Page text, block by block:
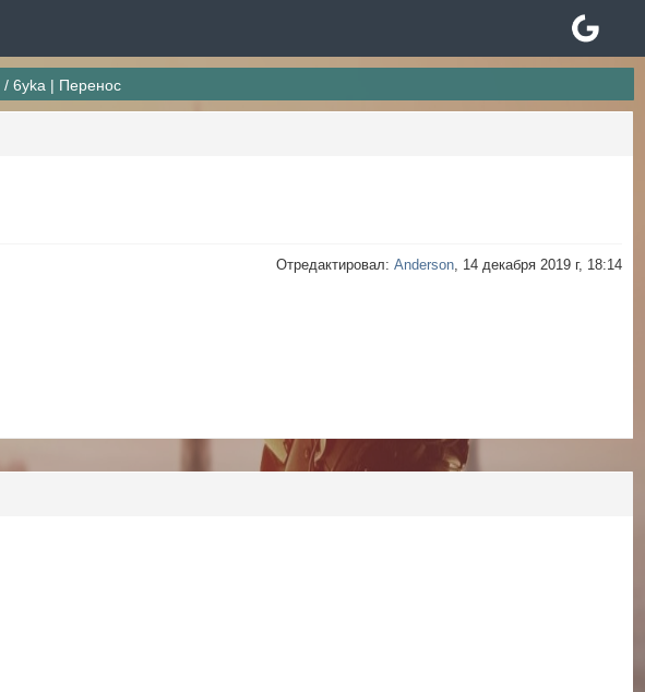
/6yka | Перенос
Отредактировал:Anderson, 14 декабря 2019 г, 18:14